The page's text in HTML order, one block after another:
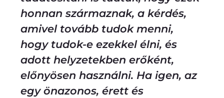
honnan származnak, a kérdés,
amivel tovább tudok menni,
hogy tudok-e ezekkel élni, és
adott helyzetekben erőként,
előnyösen használni. Ha igen, az
egy önazonos, érett és